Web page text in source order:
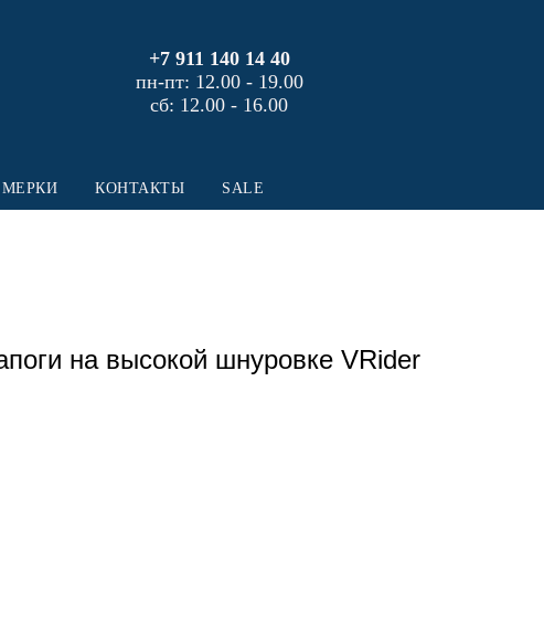
+7 911 140 14 40
пн-пт: 12.00 - 19.00
сб: 12.00 - 16.00
МЕРКИ КОНТАКТЫ SALE
на высокой шнуровке VRider